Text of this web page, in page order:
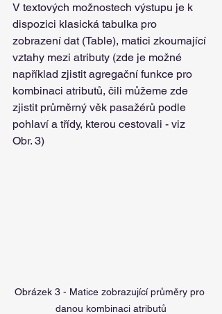
V textových možnostech výstupu je k
dispozici klasická tabulka pro
zobrazení dat (Table), matici zkoumající
vztahy mezi atributy (zde je možné
například zjistit agregační funkce pro
kombinaci atributů, čili můžeme zde
zjistit průměrný věk pasažérů podle
pohlaví a třídy, kterou cestovali - viz
Obr. 3)
Obrázek 3 - Matice zobrazující průměry pro
danou kombinaci atributů